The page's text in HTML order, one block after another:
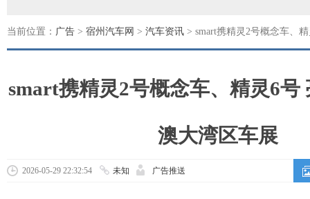
当前位置： 广告 > 宿州汽车网 > 汽车资讯 > smart携精灵2号概念车、
smart携精灵2号概念车、精灵6号
澳大湾区车展
2026-05-29 22:32:54 未知 广告推送